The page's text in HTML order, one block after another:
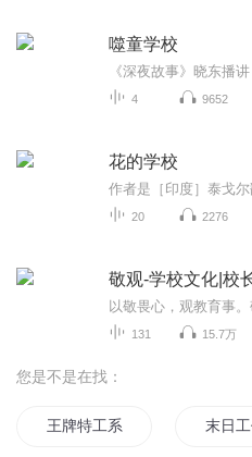
噬童学校
《深夜故事》晓东播讲
4 9652
花的学校
20 2276
131 15.7万
您是不是在找：
王牌特工系统 末日